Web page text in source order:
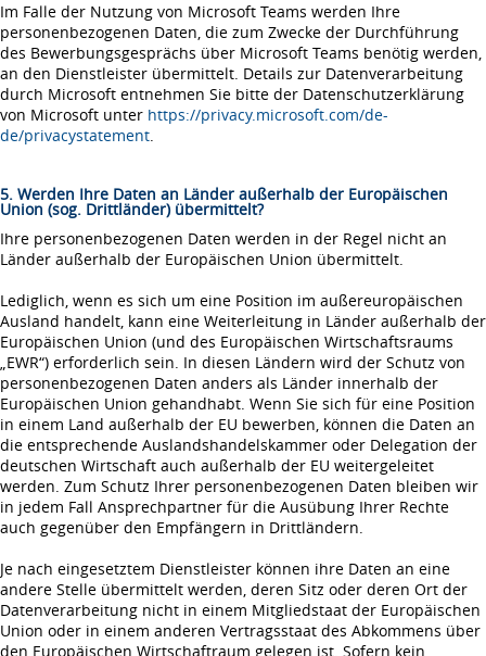
Im Falle der Nutzung von Microsoft Teams werden Ihre
personenbezogenen Daten, die zum Zwecke der Durchführung
des Bewerbungsgesprächs über Microsoft Teams benötig werden,
an den Dienstleister übermittelt. Details zur Datenverarbeitung
durch Microsoft entnehmen Sie bitte der Datenschutzerklärung
von Microsoft unter https://privacy.microsoft.com/de-
de/privacystatement.
5. Werden Ihre Daten an Länder außerhalb der Europäischen
Union (sog. Drittländer) übermittelt?
Ihre personenbezogenen Daten werden in der Regel nicht an
Länder außerhalb der Europäischen Union übermittelt.
Lediglich, wenn es sich um eine Position im außereuropäischen
Ausland handelt, kann eine Weiterleitung in Länder außerhalb der
Europäischen Union (und des Europäischen Wirtschaftsraums
„EWR“) erforderlich sein. In diesen Ländern wird der Schutz von
personenbezogenen Daten anders als Länder innerhalb der
Europäischen Union gehandhabt. Wenn Sie sich für eine Position
in einem Land außerhalb der EU bewerben, können die Daten an
die entsprechende Auslandshandelskammer oder Delegation der
deutschen Wirtschaft auch außerhalb der EU weitergeleitet
werden. Zum Schutz Ihrer personenbezogenen Daten bleiben wir
in jedem Fall Ansprechpartner für die Ausübung Ihrer Rechte
auch gegenüber den Empfängern in Drittländern.
Je nach eingesetztem Dienstleister können ihre Daten an eine
andere Stelle übermittelt werden, deren Sitz oder deren Ort der
Datenverarbeitung nicht in einem Mitgliedstaat der Europäischen
Union oder in einem anderen Vertragsstaat des Abkommens über
den Europäischen Wirtschaftraum gelegen ist. Sofern kein